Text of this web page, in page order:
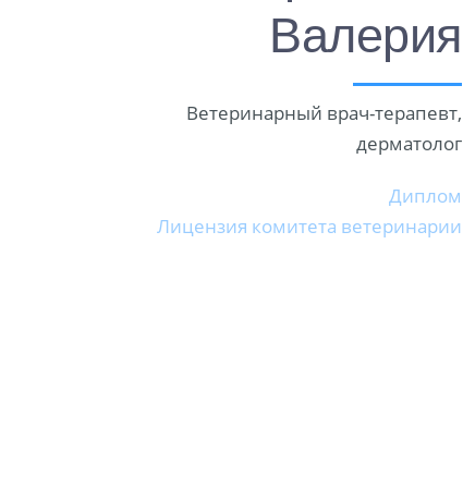
Валерия
Ветеринарный врач-терапевт,
дерматолог
Диплом
Лицензия комитета ветеринарии